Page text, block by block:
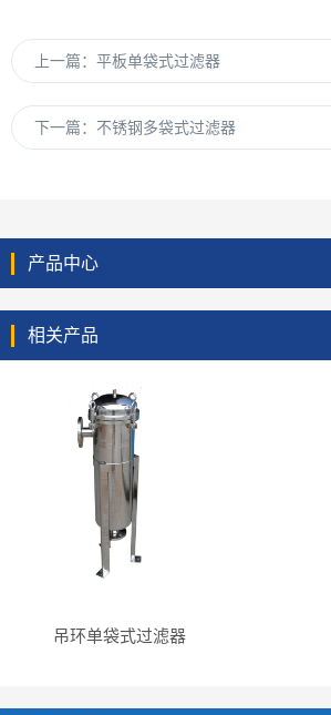
上一篇： 平板单袋式过滤器
下一篇： 不锈钢多袋式过滤器
产品中心
相关产品
吊环单袋式过滤器